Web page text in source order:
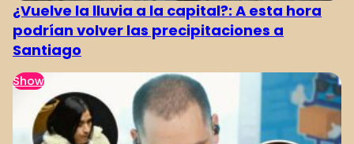
¿Vuelve la lluvia a la capital?: A esta hora
podrían volver las precipitaciones a
Santiago
Show